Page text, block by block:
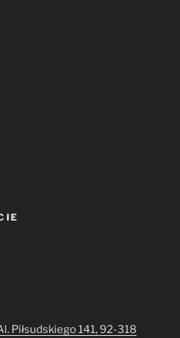
Piłsudskiego 141, 92-318